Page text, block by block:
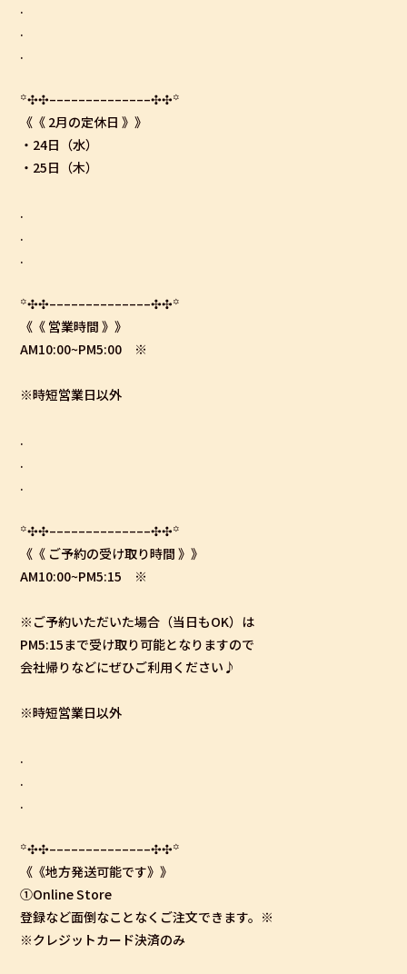
.
.
.
꙳✣✣­­–­­–­­–­­–­­–­­–­­–­­–­­–­­–­­–­­–­­–­­–✣✣꙳
《《 2月の定休日 》》
・24日（水）
・25日（木）
.
.
.
꙳✣✣­­–­­–­­–­­–­­–­­–­­–­­–­­–­­–­­–­­–­­–­­–✣✣꙳
《《 営業時間 》》
AM10:00~PM5:00 ※
※時短営業日以外
.
.
.
꙳✣✣­­–­­–­­–­­–­­–­­–­­–­­–­­–­­–­­–­­–­­–­­–✣✣꙳
《《 ご予約の受け取り時間 》》
AM10:00~PM5:15 ※
※ご予約いただいた場合（当日もOK）は
PM5:15まで受け取り可能となりますので
会社帰りなどにぜひご利用ください♪
※時短営業日以外
.
.
.
꙳✣✣­­–­­–­­–­­–­­–­­–­­–­­–­­–­­–­­–­­–­­–­­–✣✣꙳
《《地方発送可能です》》
①Online Store
登録など面倒なことなくご注文できます。※
※クレジットカード決済のみ